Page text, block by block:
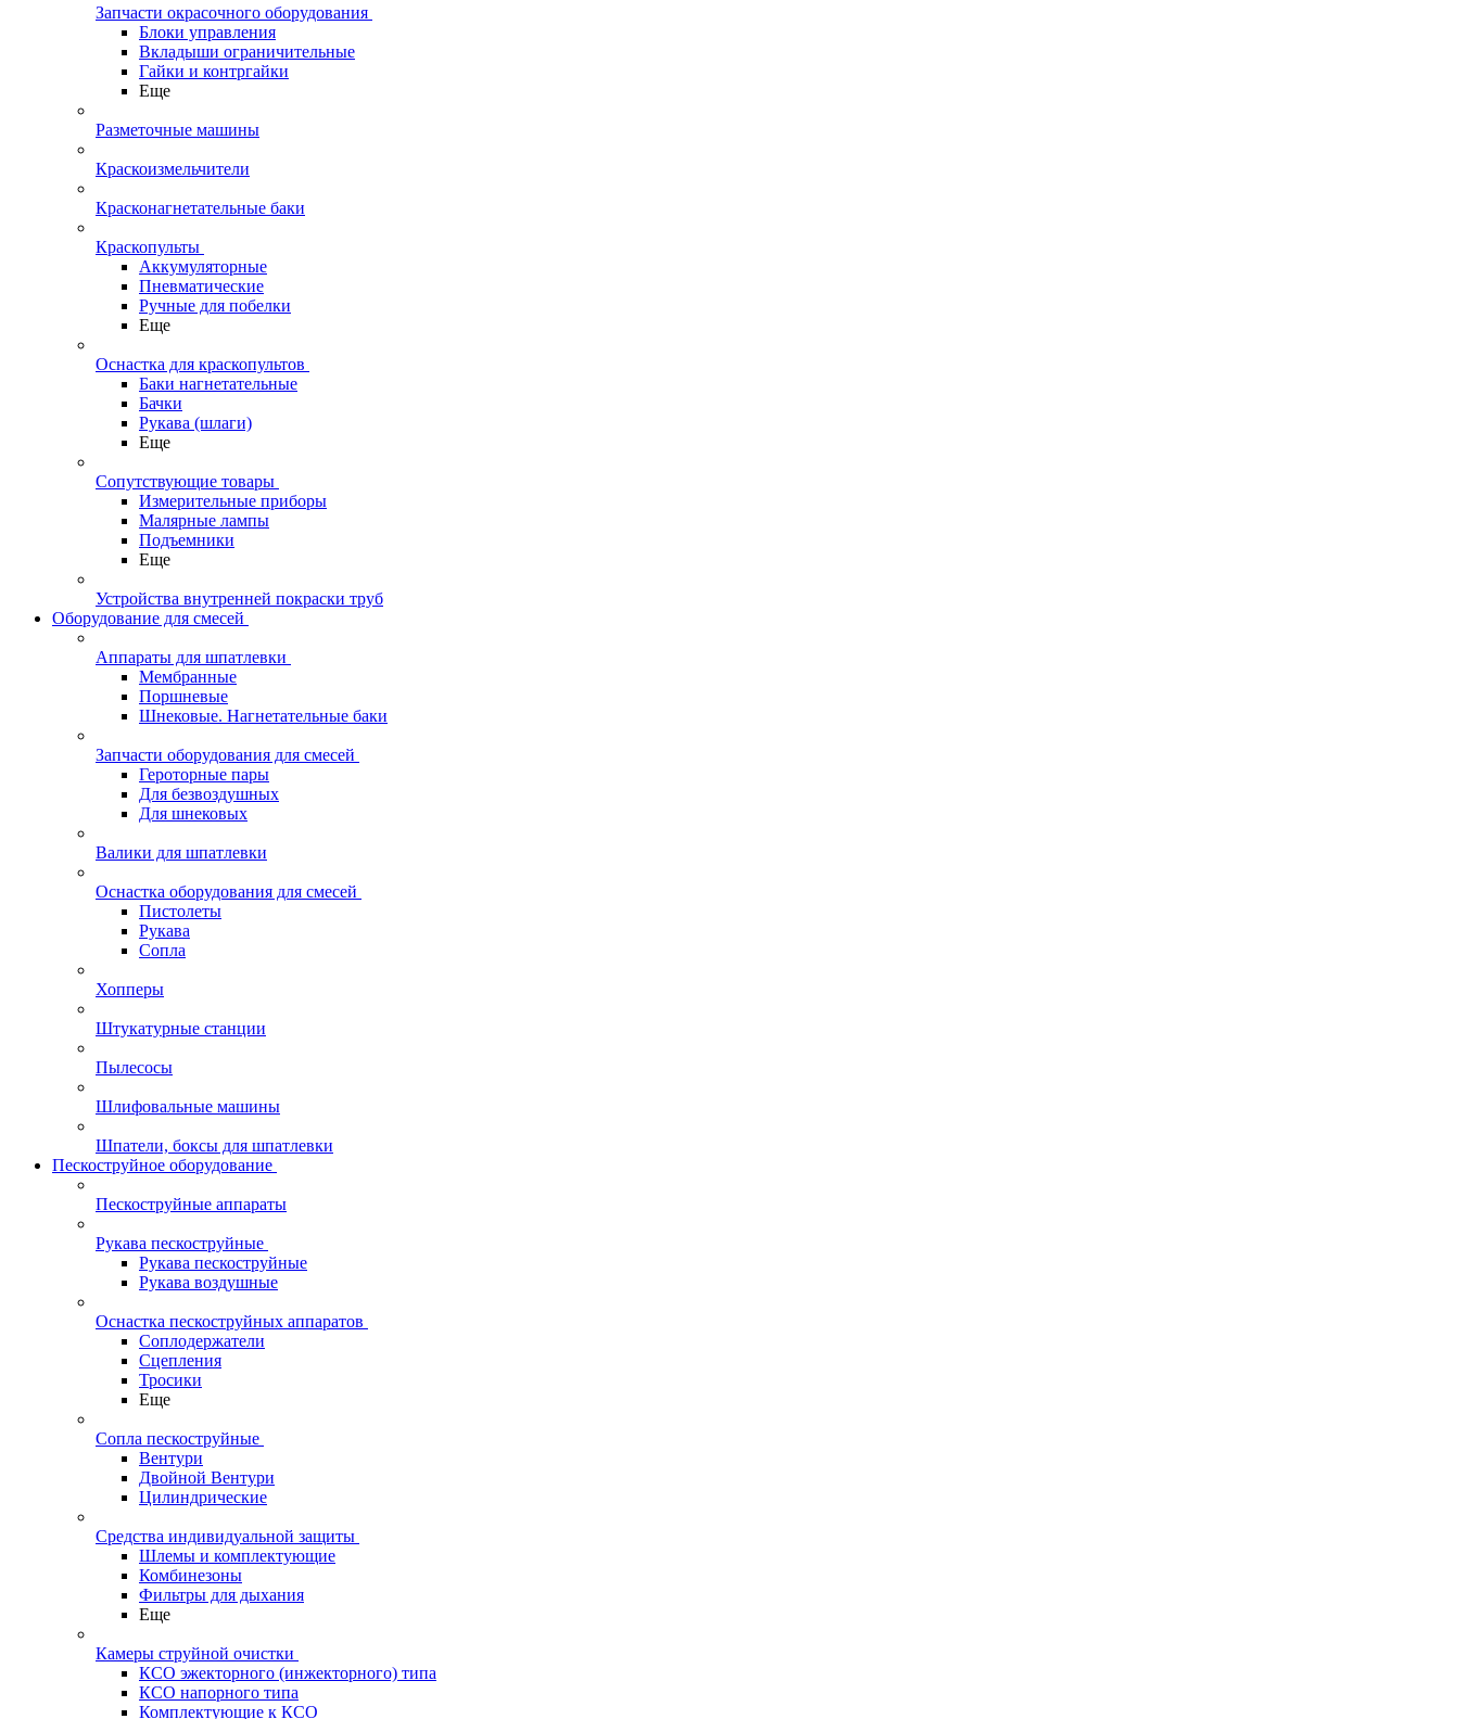
Запчасти окрасочного оборудования
Блоки управления
Вкладыши ограничительные
Гайки и контргайки
Еще
Разметочные машины
Краскоизмельчители
Красконагнетательные баки
Краскопульты
Аккумуляторные
Пневматические
Ручные для побелки
Еще
Оснастка для краскопультов
Баки нагнетательные
Бачки
Рукава (шлаги)
Еще
Сопутствующие товары
Измерительные приборы
Малярные лампы
Подъемники
Еще
Устройства внутренней покраски труб
Оборудование для смесей
Аппараты для шпатлевки
Мембранные
Поршневые
Шнековые. Нагнетательные баки
Запчасти оборудования для смесей
Героторные пары
Для безвоздушных
Для шнековых
Валики для шпатлевки
Оснастка оборудования для смесей
Пистолеты
Рукава
Сопла
Хопперы
Штукатурные станции
Пылесосы
Шлифовальные машины
Шпатели, боксы для шпатлевки
Пескоструйное оборудование
Пескоструйные аппараты
Рукава пескоструйные
Рукава пескоструйные
Рукава воздушные
Оснастка пескоструйных аппаратов
Соплодержатели
Сцепления
Тросики
Еще
Сопла пескоструйные
Вентури
Двойной Вентури
Цилиндрические
Средства индивидуальной защиты
Шлемы и комплектующие
Комбинезоны
Фильтры для дыхания
Еще
Камеры струйной очистки
КСО эжекторного (инжекторного) типа
КСО напорного типа
Комплектующие к КСО